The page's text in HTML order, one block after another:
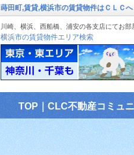
蒔田町,賃貸,横浜市の賃貸物件はＣＬＣへ
川崎、横浜、西船橋、浦安の各支店にてお部
横浜市の賃貸物件エリア検索
TOP｜CLC不動産コミュ